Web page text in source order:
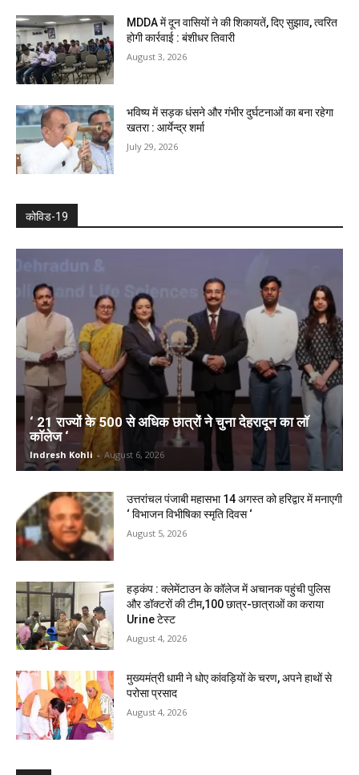
MDDA में दून वासियों ने की शिकायतें, दिए सुझाव, त्वरित
होगी कार्रवाई : बंशीधर तिवारी
August 3, 2026
भविष्य में सड़क धंसने और गंभीर दुर्घटनाओं का बना रहेगा
खतरा : आर्येन्द्र शर्मा
July 29, 2026
कोविड-19
‘ 21 राज्यों के 500 से अधिक छात्रों ने चुना देहरादून का लाॅ
काॅलेज ‘
Indresh Kohli - August 6, 2026
उत्तरांचल पंजाबी महासभा 14 अगस्त को हरिद्वार में मनाएगी
‘ विभाजन विभीषिका स्मृति दिवस ‘
August 5, 2026
हड़कंप : क्लेमेंटाउन के कॉलेज में अचानक पहुंची पुलिस
और डॉक्टरों की टीम,100 छात्र-छात्राओं का कराया
Urine टेस्ट
August 4, 2026
मुख्यमंत्री धामी ने धोए कांवड़ियों के चरण, अपने हाथों से
परोसा प्रसाद
August 4, 2026